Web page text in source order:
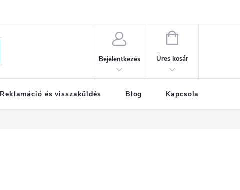
Bejelentkezés
KOSÁR
Üres kosár
Reklamáció és visszaküldés Blog Kapcsolat